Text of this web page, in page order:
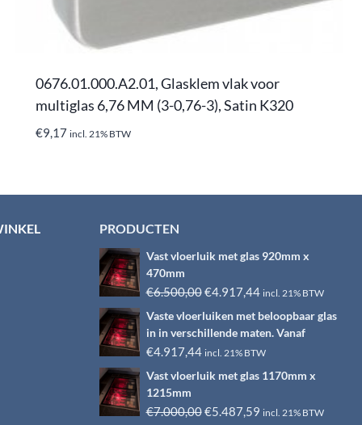
0676.01.000.A2.01, Glasklem vlak voor
multiglas 6,76 MM (3-0,76-3), Satin K320
€9,17 incl. 21% BTW
PRODUCTEN
Vast vloerluik met glas 920mm x
470mm
€6.500,00Oorspronkelijke
prijs
was:
€6.500,00.
€4.917,44Huidige
prijs
is:
€4.917,44.
incl. 21% BTW
Vaste vloerluiken met beloopbaar glas
in in verschillende maten. Vanaf
€4.917,44 incl. 21% BTW
Vast vloerluik met glas 1170mm x
1215mm
€7.000,00Oorspronkelijke
€5.487,59Huidige
incl. 21% BTW